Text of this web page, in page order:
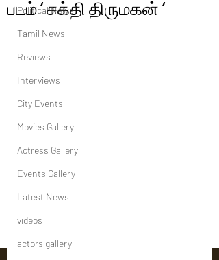
Political News
Tamil News
Reviews
Interviews
City Events
Movies Gallery
Actress Gallery
Events Gallery
Latest News
videos
actors gallery
படம் ‘ சக்தி திருமகன் ‘